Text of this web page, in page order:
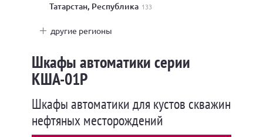
Татарстан, Республика 133
другие регионы
Шкафы автоматики серии
КША-01Р
Шкафы автоматики для кустов скважин
нефтяных месторождений